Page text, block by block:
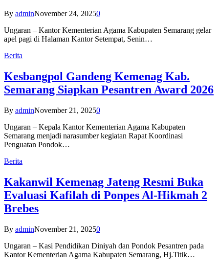
By adminNovember 24, 20250
Ungaran – Kantor Kementerian Agama Kabupaten Semarang gelar
apel pagi di Halaman Kantor Setempat, Senin…
Berita
Kesbangpol Gandeng Kemenag Kab.
Semarang Siapkan Pesantren Award 2026
By adminNovember 21, 20250
Ungaran – Kepala Kantor Kementerian Agama Kabupaten
Semarang menjadi narasumber kegiatan Rapat Koordinasi
Penguatan Pondok…
Berita
Kakanwil Kemenag Jateng Resmi Buka
Evaluasi Kafilah di Ponpes Al-Hikmah 2
Brebes
By adminNovember 21, 20250
Ungaran – Kasi Pendidikan Diniyah dan Pondok Pesantren pada
Kantor Kementerian Agama Kabupaten Semarang, Hj.Titik…